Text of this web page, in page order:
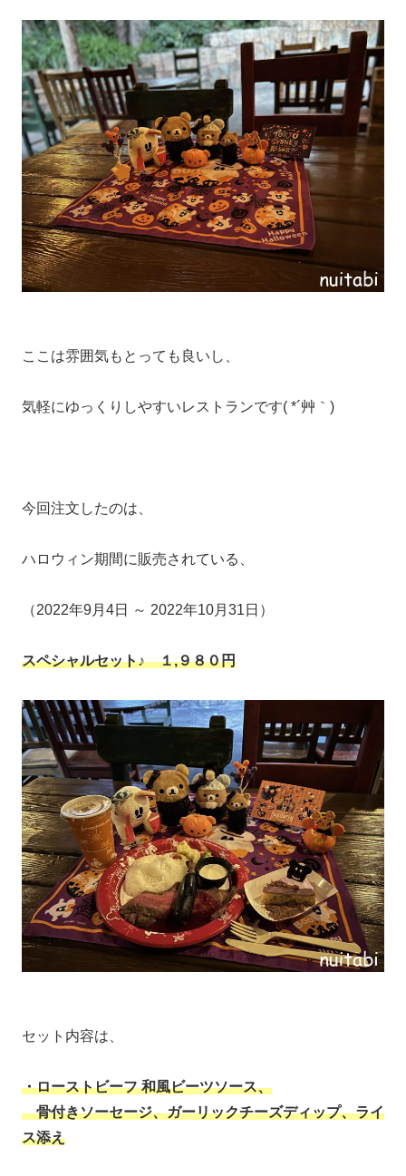
ここは雰囲気もとっても良いし、
気軽にゆっくりしやすいレストランです( *´艸｀)
今回注文したのは、
ハロウィン期間に販売されている、
（2022年9月4日 ～ 2022年10月31日）
スペシャルセット♪ １,９８０円
セット内容は、
・ローストビーフ 和風ビーツソース、
骨付きソーセージ、ガーリックチーズディップ、ライ
ス添え